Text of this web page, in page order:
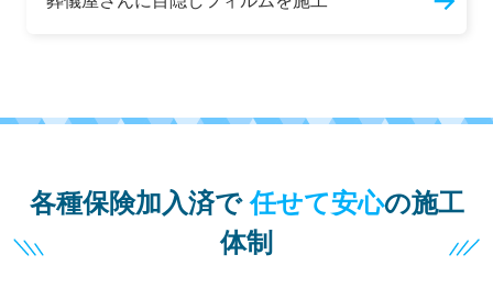
各種保険加入済で 任せて安心の施工
体制